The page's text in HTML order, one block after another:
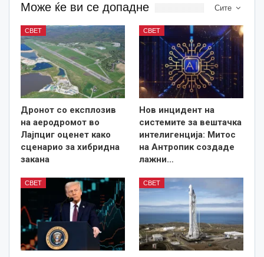
Сите
Може ќе ви се допадне
СВЕТ
Дронот со експлозив
на аеродромот во
Лајпциг оценет како
сценарио за хибридна
закана
СВЕТ
Нов инцидент на
системите за вештачка
интелигенција: Митос
на Антропик создаде
лажни…
СВЕТ СВЕТ